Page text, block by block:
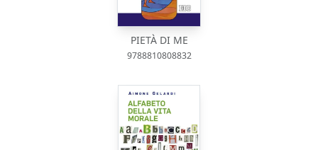
PIETÀ DI ME
9788810808832